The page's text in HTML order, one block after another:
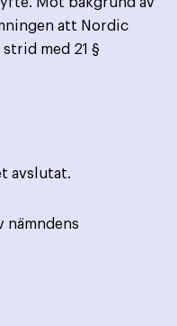
att Nordic
med 21 §
avslutat.
nämndens